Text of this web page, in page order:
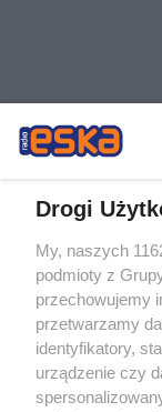
Żaden utwór
rozpowszechniany
tym także
eksploatacji w
bez pisemnej zgody
wykorzystanie
bez właściwej zgody,
prawnie.
Drogi
My, naszych
podmioty z
przechowujemy
przetwarzamy
identyfikatory,
urządzenie czy